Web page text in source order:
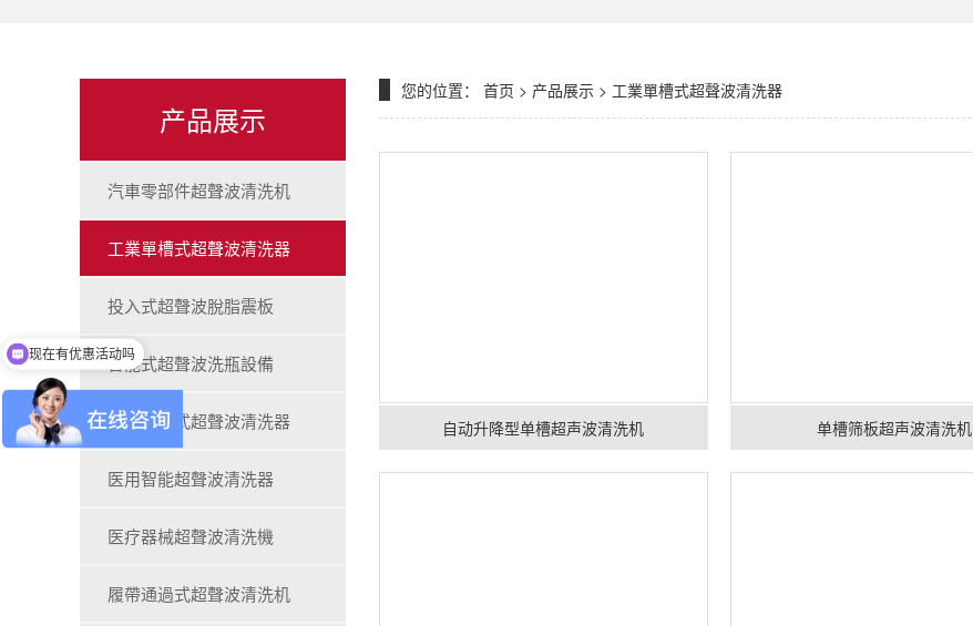
产品展示
汽車零部件超聲波清洗机
工業單槽式超聲波清洗器
投入式超聲波脫脂震板
智能式超聲波洗瓶設備
工業多槽式超聲波清洗器
医用智能超聲波清洗器
医疗器械超聲波清洗機
履帶通過式超聲波清洗机
您的位置： 首页 > 产品展示 > 工業單槽式超聲波清洗器
自动升降型单槽超声波清洗机 单槽筛板超声波清洗机
可以介绍下你们的产品么
现在有优惠活动吗